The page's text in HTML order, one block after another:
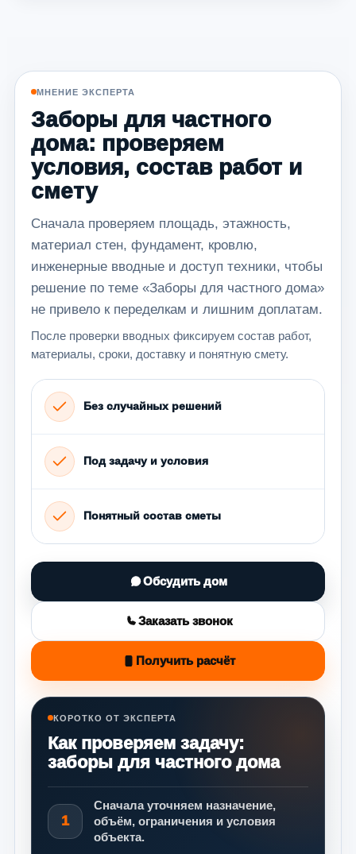
МНЕНИЕ ЭКСПЕРТА
Заборы для частного
дома: проверяем
условия, состав работ и
смету
Сначала проверяем площадь, этажность,
материал стен, фундамент, кровлю,
инженерные вводные и доступ техники, чтобы
решение по теме «Заборы для частного дома»
не привело к переделкам и лишним доплатам.
После проверки вводных фиксируем состав работ,
материалы, сроки, доставку и понятную смету.
Без случайных решений
Под задачу и условия
Понятный состав сметы
Обсудить дом
Заказать звонок
Получить расчёт
КОРОТКО ОТ ЭКСПЕРТА
Как проверяем задачу:
заборы для частного дома
1
Сначала уточняем назначение,
объём, ограничения и условия
объекта.